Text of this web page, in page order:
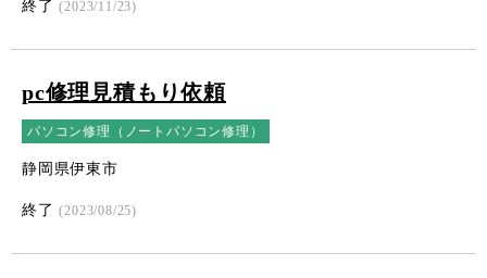
終了(2023/11/23)
pc修理見積もり依頼
パソコン修理（ノートパソコン修理）
静岡県伊東市
終了(2023/08/25)